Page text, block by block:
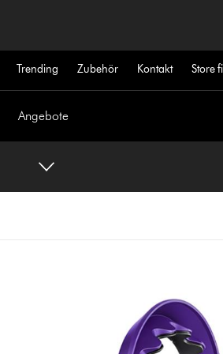
Trending Zubehör Kontakt Store
Angebote